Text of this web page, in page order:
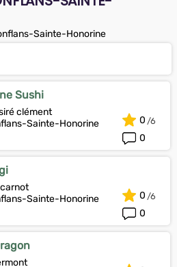
Sainte-Honorine
Sushi
clément
Sainte-Honorine
0
0
Sainte-Honorine
0
0